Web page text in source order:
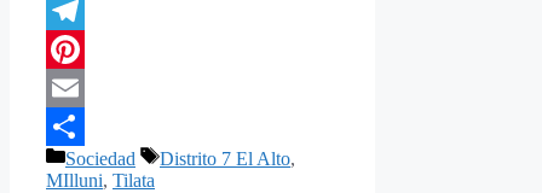
Twitter
Telegram
Pinterest
Email
Compartir
Categorías
Sociedad Etiquetas
Distrito 7 El Alto,
MIlluni, Tilata